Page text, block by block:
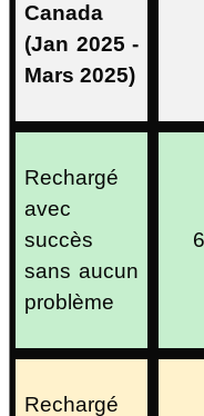
Canada
(Jan 2025 -
Mars 2025)
Rechargé
avec
succès
sans aucun
problème
Rechargé